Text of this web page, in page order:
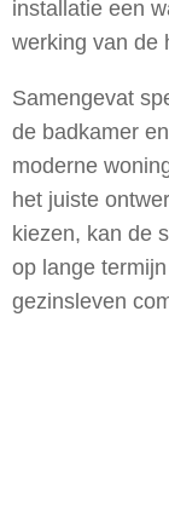
installatie een
werking van de
Samengevat
de badkamer
moderne
het juiste
kiezen, kan de
op lange
gezinsleven